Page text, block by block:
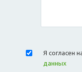
Я согласен
данных